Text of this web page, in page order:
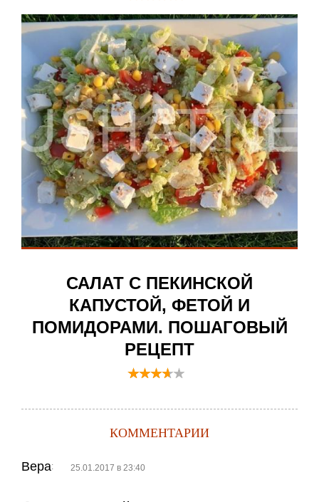
САЛАТ С ПЕКИНСКОЙ
КАПУСТОЙ, ФЕТОЙ И
ПОМИДОРАМИ. ПОШАГОВЫЙ
РЕЦЕПТ
КОММЕНТАРИИ
Вера: 25.01.2017 в 23:40